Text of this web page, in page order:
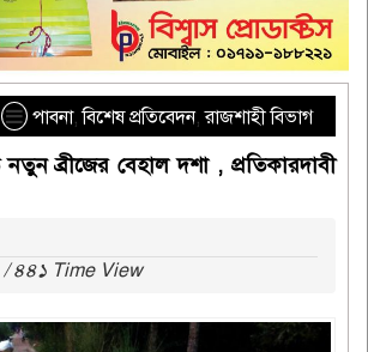
পাবনা,বিশেষ প্রতিবেদন,রাজশাহী বিভাগ
নতুন ব্রীজের বেহাল দশা , প্রতিকারদাবী
/ ৪৪১ Time View